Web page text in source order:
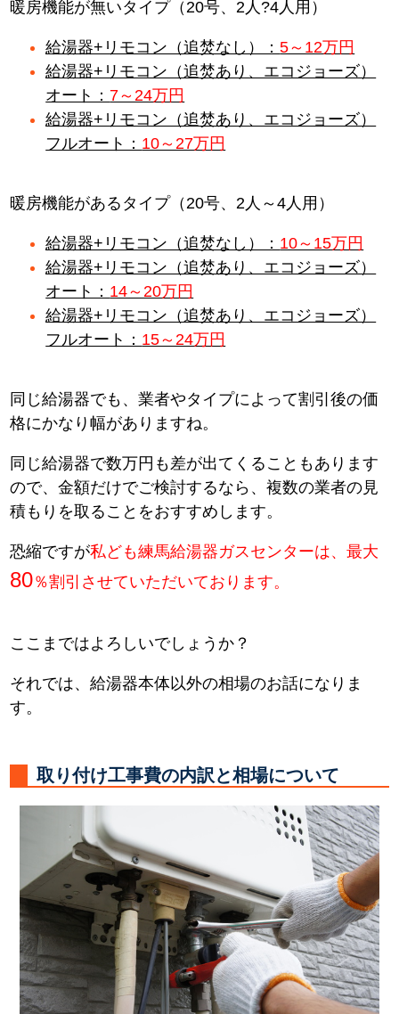
暖房機能が無いタイプ（20号、2人?4人用）
給湯器+リモコン（追焚なし）：5～12万円
給湯器+リモコン（追焚あり、エコジョーズ）
オート： 7～24万円
給湯器+リモコン（追焚あり、エコジョーズ）
フルオート： 10～27万円
暖房機能があるタイプ（20号、2人～4人用）
給湯器+リモコン（追焚なし）： 10～15万円
給湯器+リモコン（追焚あり、エコジョーズ）
オート： 14～20万円
給湯器+リモコン（追焚あり、エコジョーズ）
フルオート： 15～24万円
同じ給湯器でも、業者やタイプによって割引後の価
格にかなり幅がありますね。
同じ給湯器で数万円も差が出てくることもあります
ので、金額だけでご検討するなら、複数の業者の見
積もりを取ることをおすすめします。
恐縮ですが私ども練馬給湯器ガスセンターは、最大
80％割引させていただいております。
ここまではよろしいでしょうか？
それでは、給湯器本体以外の相場のお話になりま
す。
取り付け工事費の内訳と相場について